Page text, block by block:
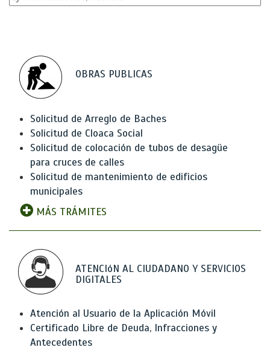
OBRAS PUBLICAS
Solicitud de Arreglo de Baches
Solicitud de Cloaca Social
Solicitud de colocación de tubos de desagüe
para cruces de calles
Solicitud de mantenimiento de edificios
municipales
MÁS TRÁMITES
ATENCIóN AL CIUDADANO Y SERVICIOS
DIGITALES
Atención al Usuario de la Aplicación Móvil
Certificado Libre de Deuda, Infracciones y
Antecedentes